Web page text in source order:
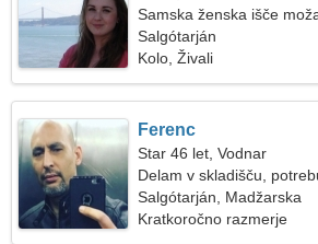
Samska ženska išče
Salgótarján
Kolo, Živali
Ferenc
Star 46 let, Vodnar
Delam v skladišču,
Salgótarján, Madžarska
Kratkoročno razmerje